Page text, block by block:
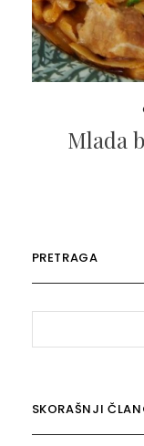
Mlada
PRETRAGA
SKORAŠNJI